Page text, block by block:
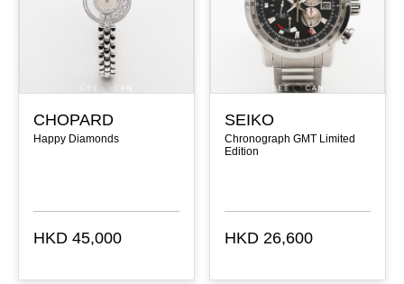
CHOPARD
Happy Diamonds
HKD 45,000
SEIKO
Chronograph GMT Limited
Edition
HKD 26,600